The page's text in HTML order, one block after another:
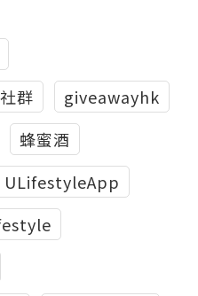
社群
giveawayhk
蜂蜜酒
ULifestyleApp